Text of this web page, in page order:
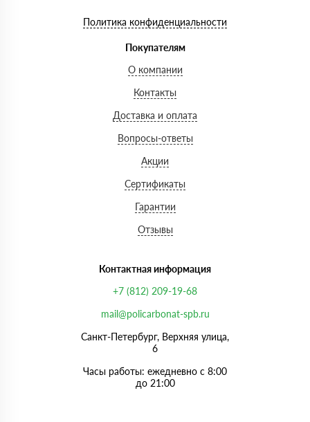
Политика конфиденциальности
Покупателям
О компании
Контакты
Доставка и оплата
Вопросы-ответы
Акции
Сертификаты
Гарантии
Отзывы
Контактная информация
+7 (812) 209-19-68
mail@policarbonat-spb.ru
Санкт-Петербург, Верхняя улица,
6
Часы работы: ежедневно с 8:00
до 21:00